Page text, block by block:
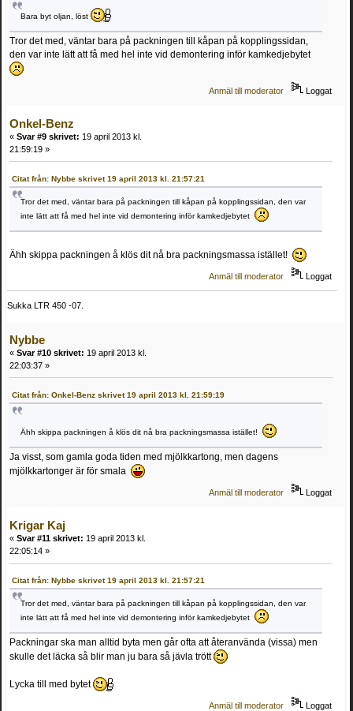
Bara byt oljan, löst
Tror det med, väntar bara på packningen till kåpan på kopplingssidan,
den var inte lätt att få med hel inte vid demontering inför kamkedjebytet
Anmäl till moderator Loggat
Onkel-Benz
« Svar #9 skrivet: 19 april 2013 kl.
21:59:19 »
Citat från: Nybbe skrivet 19 april 2013 kl. 21:57:21
Tror det med, väntar bara på packningen till kåpan på kopplingssidan, den var
inte lätt att få med hel inte vid demontering inför kamkedjebytet
Ähh skippa packningen å klös dit nå bra packningsmassa istället!
Anmäl till moderator Loggat
Sukka LTR 450 -07.
Nybbe
« Svar #10 skrivet: 19 april 2013 kl.
22:03:37 »
Citat från: Onkel-Benz skrivet 19 april 2013 kl. 21:59:19
Ähh skippa packningen å klös dit nå bra packningsmassa istället!
Ja visst, som gamla goda tiden med mjölkkartong, men dagens
mjölkkartonger är för smala
Anmäl till moderator Loggat
Krigar Kaj
« Svar #11 skrivet: 19 april 2013 kl.
22:05:14 »
Citat från: Nybbe skrivet 19 april 2013 kl. 21:57:21
Tror det med, väntar bara på packningen till kåpan på kopplingssidan, den var
inte lätt att få med hel inte vid demontering inför kamkedjebytet
Packningar ska man alltid byta men går ofta att återanvända (vissa) men
skulle det läcka så blir man ju bara så jävla trött
Lycka till med bytet
Anmäl till moderator Loggat